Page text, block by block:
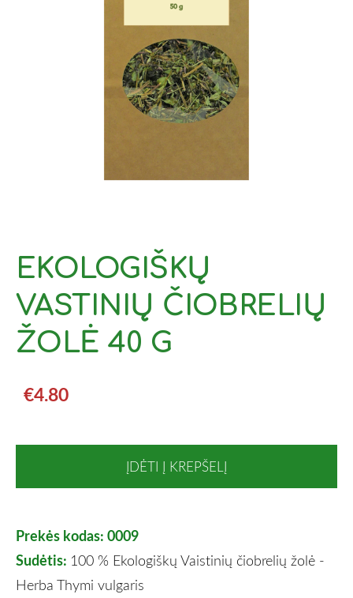
EKOLOGIŠKŲ
VASTINIŲ ČIOBRELIŲ
ŽOLĖ 40 G
€4.80
ĮDĖTI Į KREPŠELĮ
Prekės kodas: 0009
Sudėtis: 100 % Ekologiškų Vaistinių čiobrelių žolė -
Herba Thymi vulgaris